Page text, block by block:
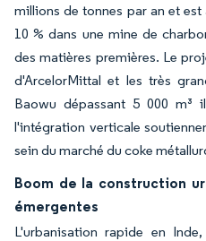
millions de tonnes par an et
10 % dans une mine de
des matières premières. Le
d'ArcelorMittal et les très
Baowu dépassant 5 000 m³
l'intégration verticale
sein du marché du coke
Boom de la construction
émergentes
L'urbanisation rapide en